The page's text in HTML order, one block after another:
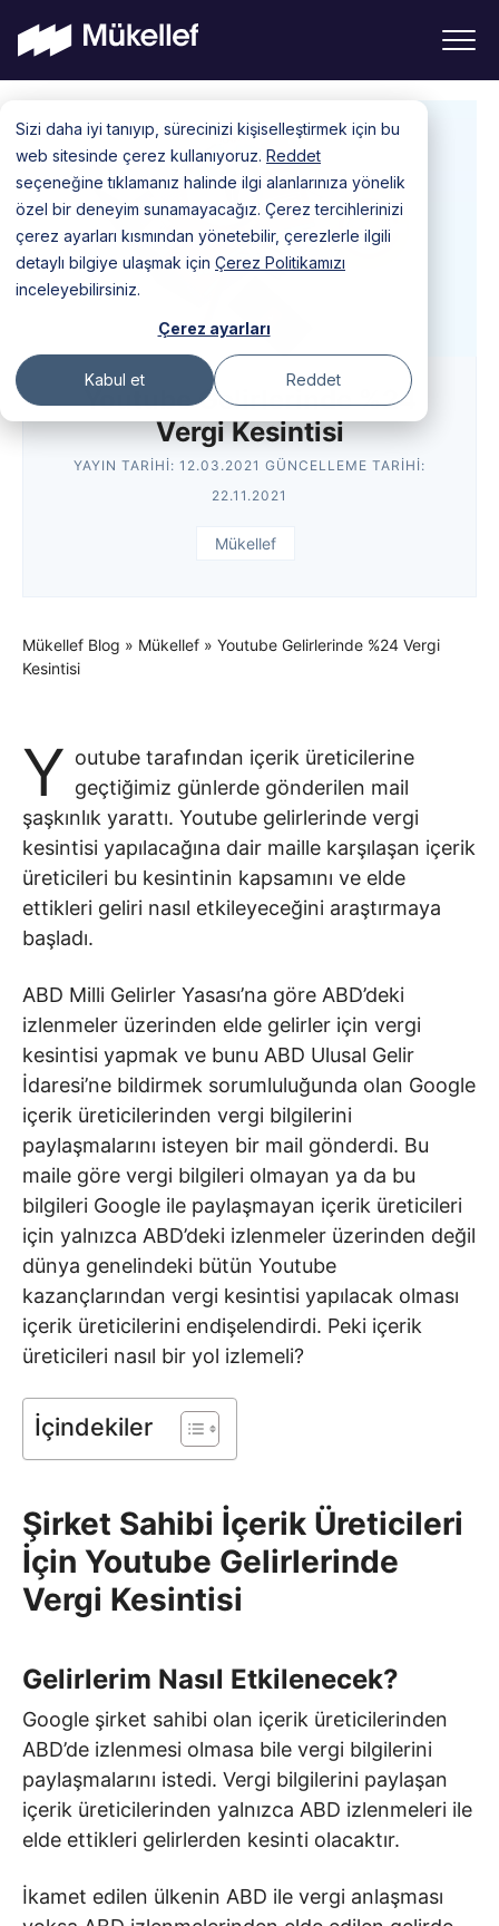
Sizi daha iyi tanıyıp, sürecinizi kişiselleştirmek için bu
web sitesinde çerez kullanıyoruz. Reddet
seçeneğine tıklamanız halinde ilgi alanlarınıza yönelik
özel bir deneyim sunamayacağız. Çerez tercihlerinizi
çerez ayarları kısmından yönetebilir, çerezlerle ilgili
detaylı bilgiye ulaşmak için Çerez Politikamızı
inceleyebilirsiniz.
Çerez ayarları
Kabul et Reddet
content
Youtube Gelirlerinde %24
Vergi Kesintisi
YAYIN TARIHI: 12.03.2021 GÜNCELLEME TARIHI:
22.11.2021
Mükellef
Mükellef Blog » Mükellef » Youtube Gelirlerinde %24 Vergi
Kesintisi
Y outube tarafından içerik üreticilerine
geçtiğimiz günlerde gönderilen mail
şaşkınlık yarattı. Youtube gelirlerinde vergi
kesintisi yapılacağına dair maille karşılaşan içerik
üreticileri bu kesintinin kapsamını ve elde
ettikleri geliri nasıl etkileyeceğini araştırmaya
başladı.
ABD Milli Gelirler Yasası’na göre ABD’deki
izlenmeler üzerinden elde gelirler için vergi
kesintisi yapmak ve bunu ABD Ulusal Gelir
İdaresi’ne bildirmek sorumluluğunda olan Google
içerik üreticilerinden vergi bilgilerini
paylaşmalarını isteyen bir mail gönderdi. Bu
maile göre vergi bilgileri olmayan ya da bu
bilgileri Google ile paylaşmayan içerik üreticileri
için yalnızca ABD’deki izlenmeler üzerinden değil
dünya genelindeki bütün Youtube
kazançlarından vergi kesintisi yapılacak olması
içerik üreticilerini endişelendirdi. Peki içerik
üreticileri nasıl bir yol izlemeli?
İçindekiler
Şirket Sahibi İçerik Üreticileri
İçin Youtube Gelirlerinde
Vergi Kesintisi
Gelirlerim Nasıl Etkilenecek?
Google şirket sahibi olan içerik üreticilerinden
ABD’de izlenmesi olmasa bile vergi bilgilerini
paylaşmalarını istedi. Vergi bilgilerini paylaşan
içerik üreticilerinden yalnızca ABD izlenmeleri ile
elde ettikleri gelirlerden kesinti olacaktır.
İkamet edilen ülkenin ABD ile vergi anlaşması